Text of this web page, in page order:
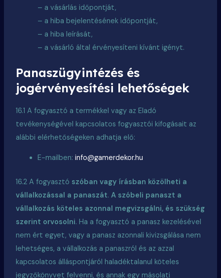
– a vásárlás időpontját,
– a hiba bejelentésének időpontját,
– a hiba leírását,
– a vásárló által érvényesíteni kívánt igényt.
Panaszügyintézés és
jogérvényesítési lehetőségek
16.1 A fogyasztó a termékkel vagy az Eladó
tevékenységével kapcsolatos fogyasztói kifogásait az
alábbi elérhetőségeken adhatja elő:
E-mailben:info@gamerdekor.hu
16.2 A fogyasztó szóban vagy írásban közölheti a
vállalkozással a panaszát.A szóbeli panaszt a
vállalkozás köteles azonnal megvizsgálni, és szükség
szerint orvosolni. Ha a fogyasztó a panasz kezelésével
nem ért egyet, vagy a panasz azonnali kivizsgálása nem
lehetséges, a vállalkozás a panaszról és az azzal
kapcsolatos álláspontjáról haladéktalanul köteles
jegyzőkönyvet felvenni, és annak egy másolati